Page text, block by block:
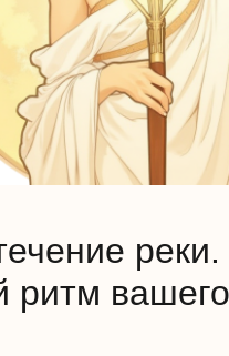
реки.
ритм вашего